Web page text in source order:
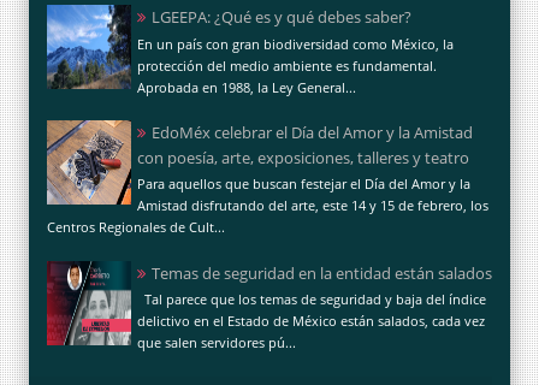
LGEEPA: ¿Qué es y qué debes saber?
En un país con gran biodiversidad como México, la
protección del medio ambiente es fundamental.
Aprobada en 1988, la Ley General...
EdoMéx celebrar el Día del Amor y la Amistad
con poesía, arte, exposiciones, talleres y teatro
Para aquellos que buscan festejar el Día del Amor y la
Amistad disfrutando del arte, este 14 y 15 de febrero, los
Centros Regionales de Cult...
Temas de seguridad en la entidad están salados
Tal parece que los temas de seguridad y baja del índice
delictivo en el Estado de México están salados, cada vez
que salen servidores pú...